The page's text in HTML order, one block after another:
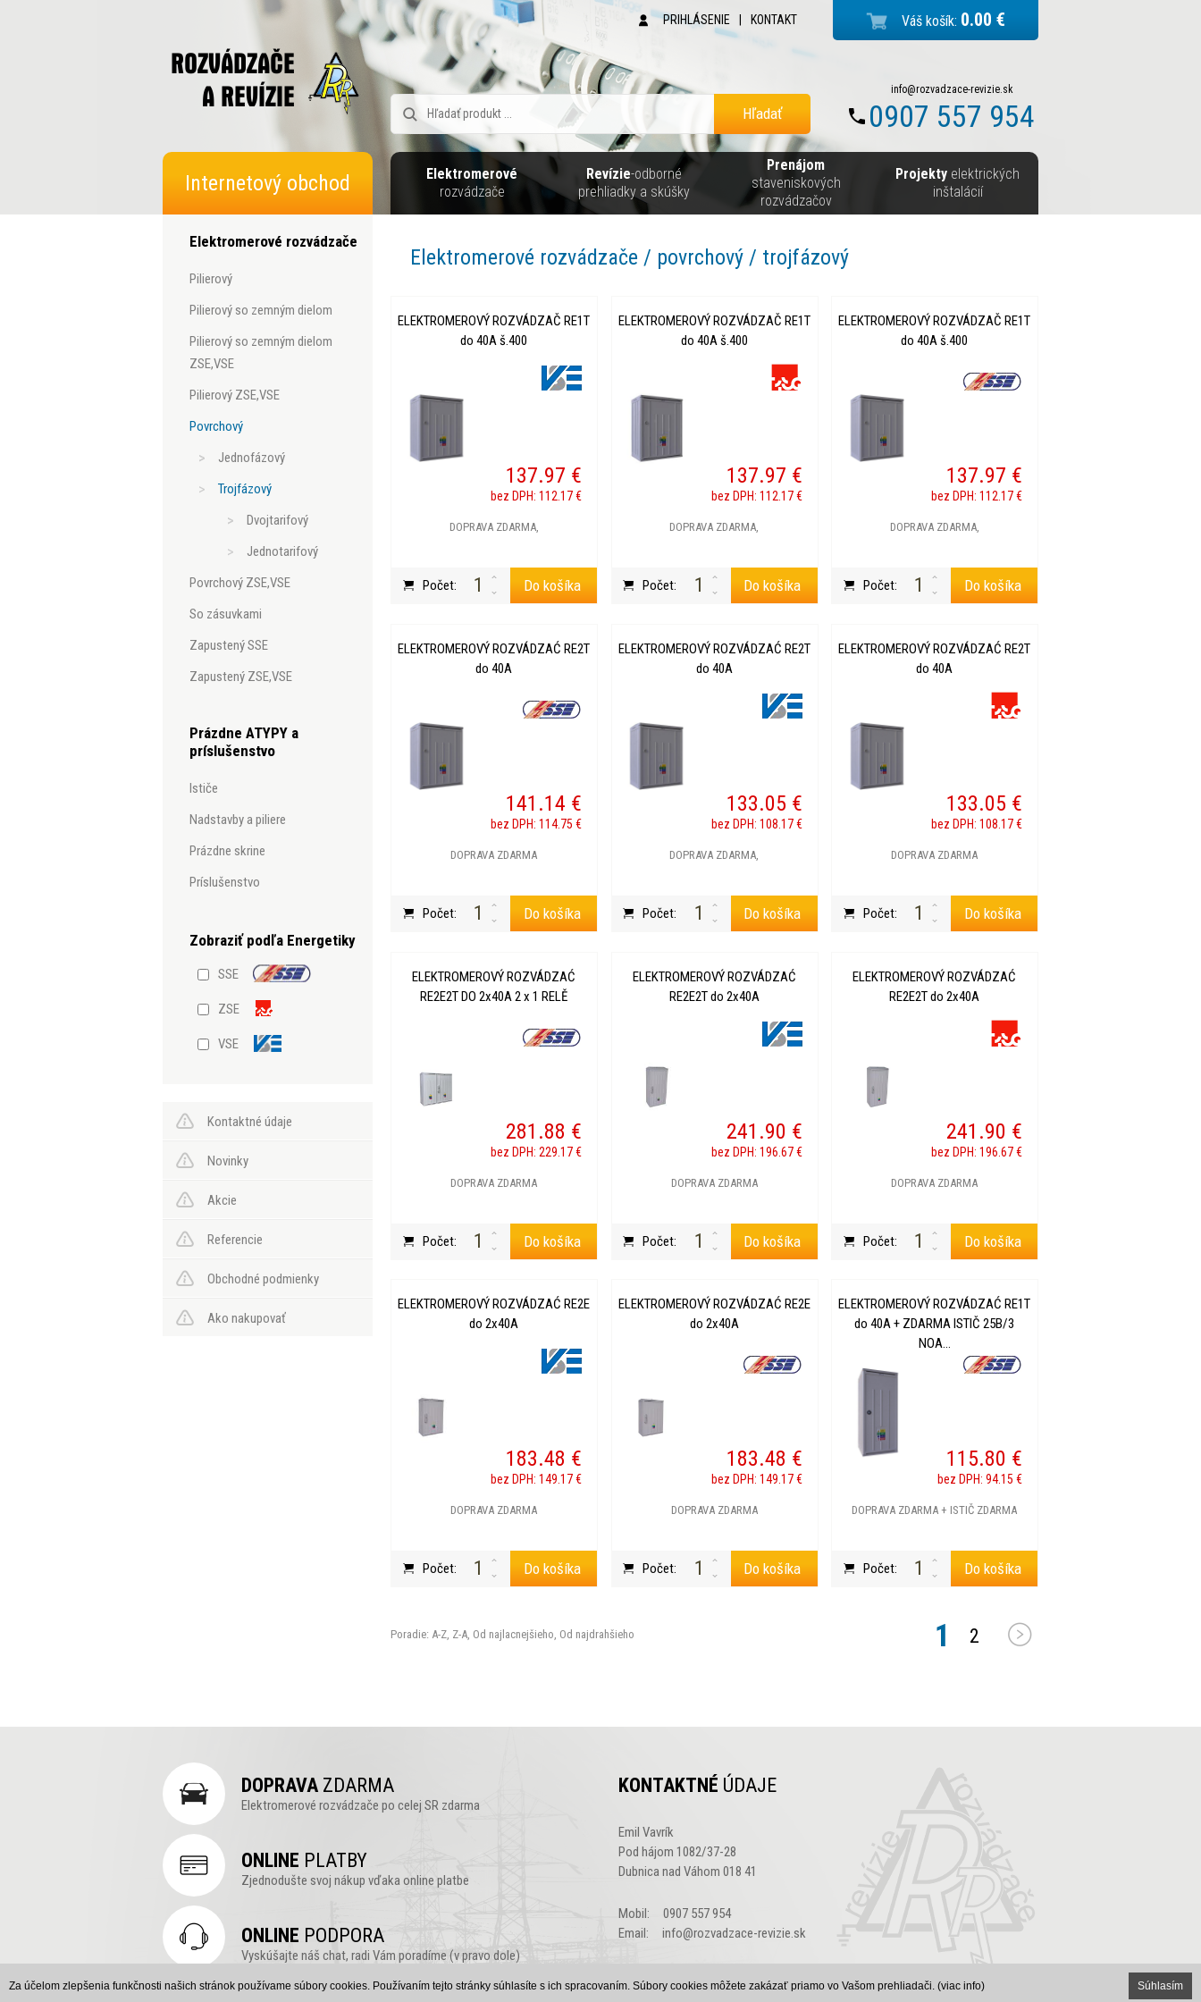
PRIHLÁSENIE KONTAKT Váš košík: 0.00 €
Hľadať
info@rozvadzace-revizie.sk
0907 557 954
Internetový obchod
Elektromerové
rozvádzače
Revízie-odborné
prehliadky a skúšky
Prenájom
staveniskových
rozvádzačov
Projekty elektrických
inštalácií
Elektromerové rozvádzače
pilierový
pilierový so zemným dielom
pilierový so zemným dielom
ZSE,VSE
pilierový ZSE,VSE
povrchový
jednofázový
trojfázový
dvojtarifový
jednotarifový
povrchový ZSE,VSE
so zásuvkami
zapustený SSE
zapustený ZSE,VSE
Prázdne ATYPY a
príslušenstvo
ističe
nadstavby a piliere
prázdne skrine
príslušenstvo
SSE
ZSE
VSE
Kontaktné údaje
Novinky
Akcie
Referencie
Obchodné podmienky
Ako nakupovať
Elektromerové rozvádzače / povrchový / trojfázový
ELEKTROMEROVÝ ROZVÁDZAČ RE1T
do 40A š.400
DOPRAVA ZDARMA,
137.97 €
bez DPH: 112.17 €
Počet: Do košíka
ELEKTROMEROVÝ ROZVÁDZAČ RE1T
do 40A š.400
DOPRAVA ZDARMA,
137.97 €
bez DPH: 112.17 €
Počet: Do košíka
ELEKTROMEROVÝ ROZVÁDZAČ RE1T
do 40A š.400
DOPRAVA ZDARMA,
137.97 €
bez DPH: 112.17 €
Počet: Do košíka
ELEKTROMEROVÝ ROZVÁDZAĆ RE2T
do 40A
DOPRAVA ZDARMA
141.14 €
bez DPH: 114.75 €
Počet: Do košíka
ELEKTROMEROVÝ ROZVÁDZAĆ RE2T
do 40A
DOPRAVA ZDARMA,
133.05 €
bez DPH: 108.17 €
Počet: Do košíka
ELEKTROMEROVÝ ROZVÁDZAĆ RE2T
do 40A
DOPRAVA ZDARMA
133.05 €
bez DPH: 108.17 €
Počet: Do košíka
ELEKTROMEROVÝ ROZVÁDZAĆ
RE2E2T DO 2x40A 2 x 1 RELĚ
DOPRAVA ZDARMA
281.88 €
bez DPH: 229.17 €
Počet: Do košíka
ELEKTROMEROVÝ ROZVÁDZAĆ
RE2E2T do 2x40A
DOPRAVA ZDARMA
241.90 €
bez DPH: 196.67 €
Počet: Do košíka
ELEKTROMEROVÝ ROZVÁDZAĆ
RE2E2T do 2x40A
DOPRAVA ZDARMA
241.90 €
bez DPH: 196.67 €
Počet: Do košíka
ELEKTROMEROVÝ ROZVÁDZAĆ RE2E
do 2x40A
DOPRAVA ZDARMA
183.48 €
bez DPH: 149.17 €
Počet: Do košíka
ELEKTROMEROVÝ ROZVÁDZAĆ RE2E
do 2x40A
DOPRAVA ZDARMA
183.48 €
bez DPH: 149.17 €
Počet: Do košíka
ELEKTROMEROVÝ ROZVÁDZAĆ RE1T
do 40A + ZDARMA ISTIČ 25B/3
NOA...
DOPRAVA ZDARMA + ISTIČ ZDARMA
115.80 €
bez DPH: 94.15 €
Počet: Do košíka
Poradie: A-Z, Z-A, Od najlacnejšieho, Od najdrahšieho 1 2
DOPRAVA ZDARMA
Elektromerové rozvádzače po celej SR zdarma
ONLINE PLATBY
Zjednodušte svoj nákup vďaka online platbe
ONLINE PODPORA
Vyskúšajte náš chat, radi Vám poradíme (v pravo dole)
KONTAKTNÉ ÚDAJE
Emil Vavrík
Pod hájom 1082/37-28
Dubnica nad Váhom 018 41
Mobil: 0907 557 954
Email: info@rozvadzace-revizie.sk
Za účelom zlepšenia funkčnosti našich stránok používame súbory cookies. Používaním tejto stránky súhlasíte s ich spracovaním. Súbory cookies môžete zakázať priamo vo Vašom prehliadači. (viac info) Súhlasím